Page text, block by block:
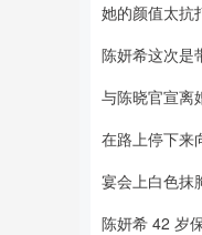
她的颜值太抗
陈妍希这次是
与陈晓官宣离
在路上停下来
宴会上白色抹
陈妍希 42 岁